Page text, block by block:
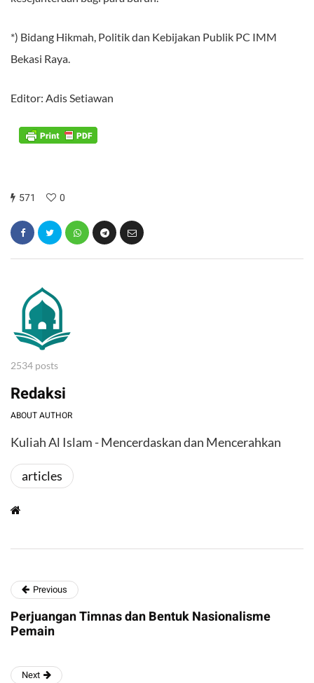
*) Bidang Hikmah, Politik dan Kebijakan Publik PC IMM
Bekasi Raya.
Editor: Adis Setiawan
571 0
2534 posts
Redaksi
ABOUT AUTHOR
Kuliah Al Islam - Mencerdaskan dan Mencerahkan
articles
Previous
Perjuangan Timnas dan Bentuk Nasionalisme
Pemain
Next